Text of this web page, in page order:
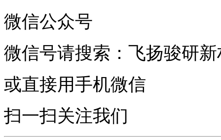
微信公众号
微信号请搜索：飞扬骏研
或直接用手机微信
扫一扫关注我们